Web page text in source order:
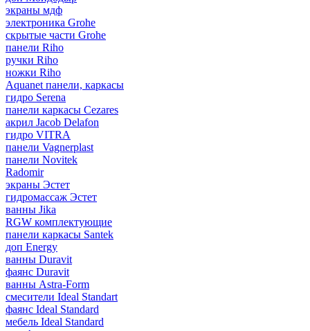
экраны мдф
электроника Grohe
скрытые части Grohe
панели Riho
ручки Riho
ножки Riho
Aquanet панели, каркасы
гидро Serena
панели каркасы Cezares
акрил Jacob Delafon
гидро VITRA
панели Vagnerplast
панели Novitek
Radomir
экраны Эстет
гидромассаж Эстет
ванны Jika
RGW комплектующие
панели каркасы Santek
доп Energy
ванны Duravit
фаянс Duravit
ванны Astra-Form
смесители Ideal Standart
фаянс Ideal Standard
мебель Ideal Standard